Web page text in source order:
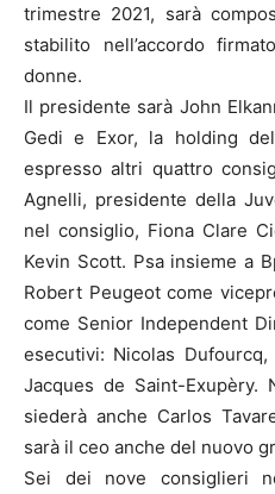
trimestre 2021, sarà
stabilito nell’accordo
donne.
Il presidente sarà John
Gedi e Exor, la holding
espresso altri quattro
Agnelli, presidente della
nel consiglio, Fiona Clare
Kevin Scott. Psa insieme a
Robert Peugeot come
come Senior Independent
esecutivi: Nicolas
Jacques de Saint-Exupèry.
siederà anche Carlos
sarà il ceo anche del nuovo
Sei dei nove consiglieri